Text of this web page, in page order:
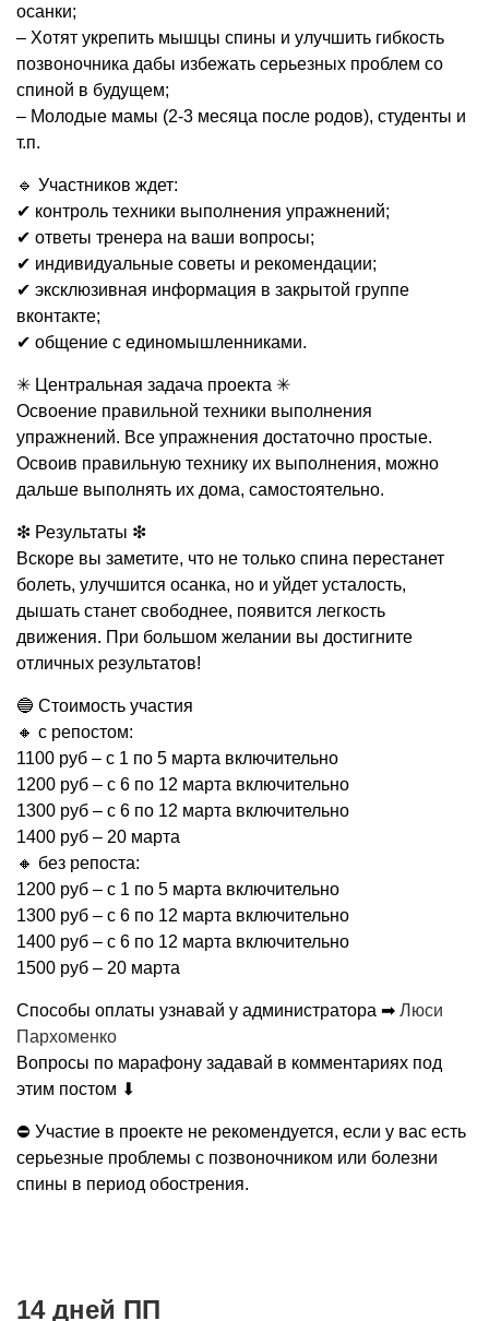
осанки;
– Хотят укрепить мышцы спины и улучшить гибкость
позвоночника дабы избежать серьезных проблем со
спиной в будущем;
– Молодые мамы (2-3 месяца после родов), студенты и
т.п.
🔹 Участников ждет:
✔ контроль техники выполнения упражнений;
✔ ответы тренера на ваши вопросы;
✔ индивидуальные советы и рекомендации;
✔ эксклюзивная информация в закрытой группе
вконтакте;
✔ общение с единомышленниками.
✳ Центральная задача проекта ✳
Освоение правильной техники выполнения
упражнений. Все упражнения достаточно простые.
Освоив правильную технику их выполнения, можно
дальше выполнять их дома, самостоятельно.
❇ Результаты ❇
Вскоре вы заметите, что не только спина перестанет
болеть, улучшится осанка, но и уйдет усталость,
дышать станет свободнее, появится легкость
движения. При большом желании вы достигните
отличных результатов!
🔵 Стоимость участия
🔸 с репостом:
1100 руб – c 1 по 5 марта включительно
1200 руб – с 6 по 12 марта включительно
1300 руб – с 6 по 12 марта включительно
1400 руб – 20 марта
🔸 без репоста:
1200 руб – c 1 по 5 марта включительно
1300 руб – с 6 по 12 марта включительно
1400 руб – с 6 по 12 марта включительно
1500 руб – 20 марта
Способы оплаты узнавай у администратора ➡ Люси
Пархоменко
Вопросы по марафону задавай в комментариях под
этим постом ⬇
⛔ Участие в проекте не рекомендуется, если у вас есть
серьезные проблемы с позвоночником или болезни
спины в период обострения.
14 дней ПП